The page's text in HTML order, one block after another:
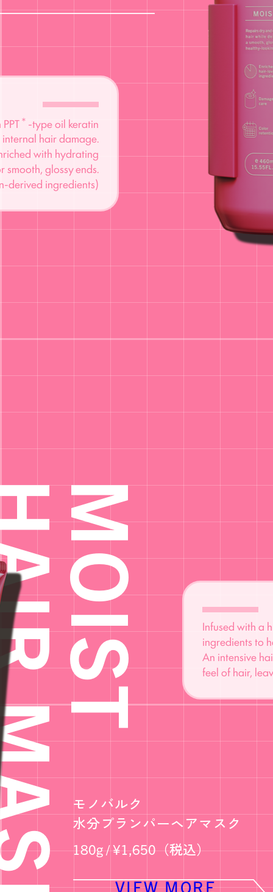
＊ -type oil keratin
hair damage.
with hydrating
glossy ends.
derived ingredients)
MOIST
Infused with a
ingredients to
An intensive
feel of hair,
モノバルク
水分プランパーヘアマスク
180g / ¥1,650（税込）
VIEW MORE